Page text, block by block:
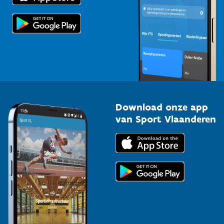
Topsporters
Download onze app
van Sport Vlaanderen